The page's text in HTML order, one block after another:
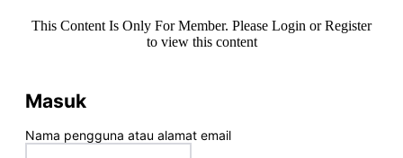
This Content Is Only For Member. Please Login or Register
to view this content
Masuk
Nama pengguna atau alamat email